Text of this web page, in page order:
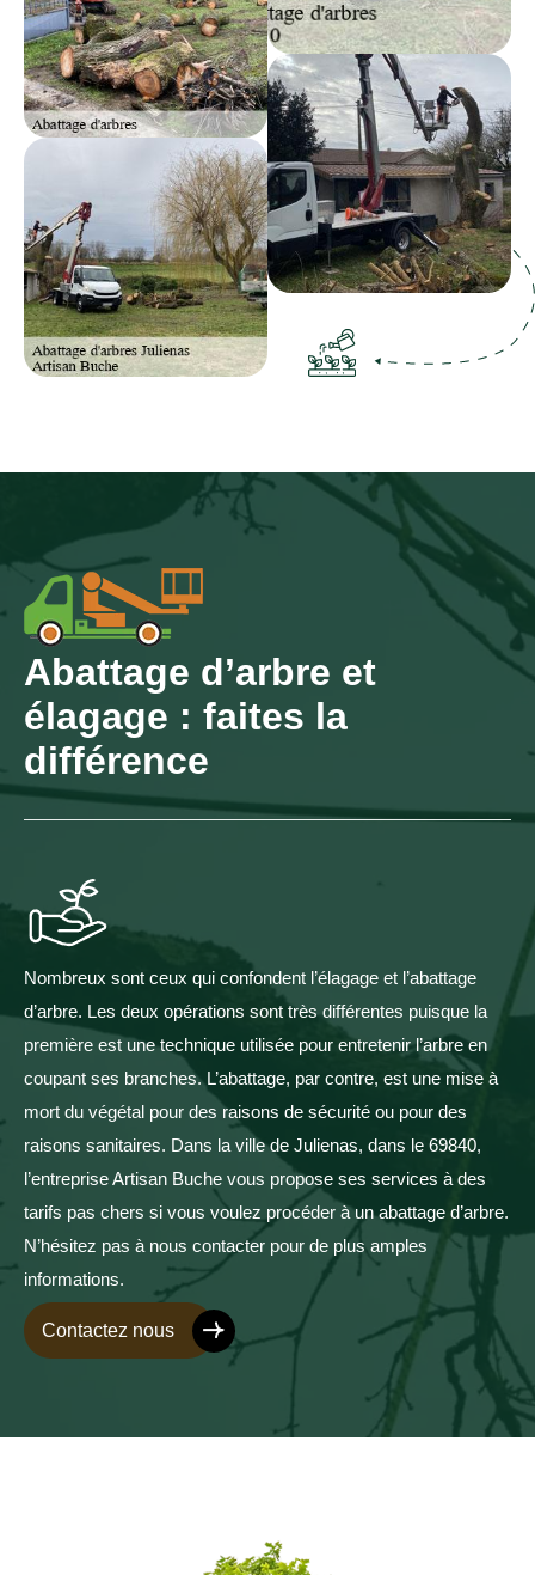
Abattage d’arbre et
élagage : faites la
différence
Nombreux sont ceux qui confondent l’élagage et l’abattage
d’arbre. Les deux opérations sont très différentes puisque la
première est une technique utilisée pour entretenir l’arbre en
coupant ses branches. L’abattage, par contre, est une mise à
mort du végétal pour des raisons de sécurité ou pour des
raisons sanitaires. Dans la ville de Julienas, dans le 69840,
l’entreprise Artisan Buche vous propose ses services à des
tarifs pas chers si vous voulez procéder à un abattage d’arbre.
N’hésitez pas à nous contacter pour de plus amples
informations.
Contactez nous